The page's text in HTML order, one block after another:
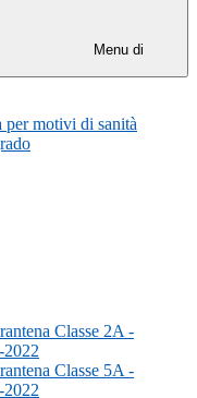
Menu di
per motivi di sanità
Classe 2A -
2022
Classe 5A -
2022